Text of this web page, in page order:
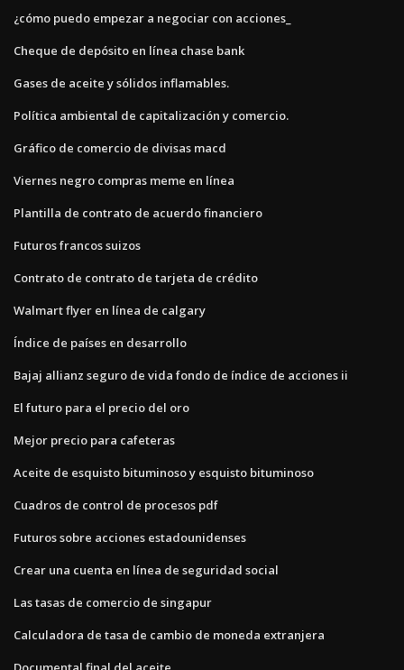
¿cómo puedo empezar a negociar con acciones_
Cheque de depósito en línea chase bank
Gases de aceite y sólidos inflamables.
Política ambiental de capitalización y comercio.
Gráfico de comercio de divisas macd
Viernes negro compras meme en línea
Plantilla de contrato de acuerdo financiero
Futuros francos suizos
Contrato de contrato de tarjeta de crédito
Walmart flyer en línea de calgary
Índice de países en desarrollo
Bajaj allianz seguro de vida fondo de índice de acciones ii
El futuro para el precio del oro
Mejor precio para cafeteras
Aceite de esquisto bituminoso y esquisto bituminoso
Cuadros de control de procesos pdf
Futuros sobre acciones estadounidenses
Crear una cuenta en línea de seguridad social
Las tasas de comercio de singapur
Calculadora de tasa de cambio de moneda extranjera